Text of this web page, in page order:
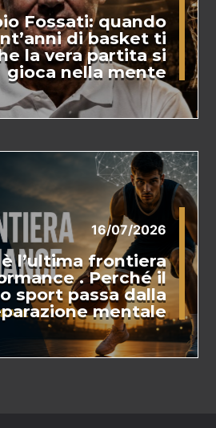
Fossati: quando
di basket ti
la vera partita si
gioca nella mente
16/07/2026
l’ultima frontiera
. Perché il
sport passa dalla
mentale